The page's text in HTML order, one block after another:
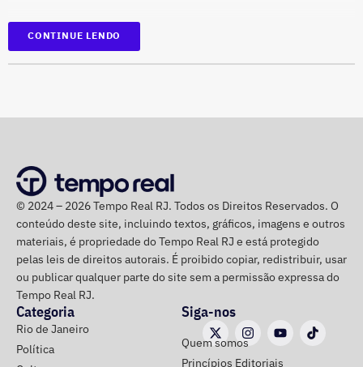
Bens declarados por Carla Machado em 2022 — Foto:
Os países participantes são Brasil, Argentina, México,
Itália, Colômbia, Reino Unido, Irã, Espanha, Alemanha,
Além da Estação Claro Rio, o Cinefoot terá exibições no
Centro Cultural da Justiça Federal, no Centro do Rio; no
Ponto Cine, em Guadalupe; e na Biblioteca Parque
Manguinhos; em Benfica.
CONTINUE LENDO
© 2024 – 2026 Tempo Real RJ. Todos os Direitos Reservados. O
conteúdo deste site, incluindo textos, gráficos, imagens e outros
materiais, é propriedade do Tempo Real RJ e está protegido
pelas leis de direitos autorais. É proibido copiar, redistribuir, usar
ou publicar qualquer parte do site sem a permissão expressa do
Tempo Real RJ.
Categoria
Rio de Janeiro
Política
Siga-nos
Quem somos
Princípios Editoriais